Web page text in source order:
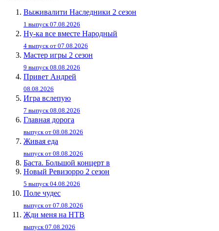
Выживалити Наследники 2 сезон
1 выпуск 07.08.2026
Ну-ка все вместе Народный
4 выпуск от 07.08.2026
Мастер игры 2 сезон
9 выпуск 08.08.2026
Привет Андpей
08.08.2026
Игра вслепую
7 выпуск 08.08.2026
Главная дорога
выпуск от 08.08.2026
Живaя eдa
выпуск от 08.08.2026
Баста. Большой концерт в
Новый Ревизорро 2 сезон
5 выпуск 04.08.2026
Поле чудес
выпуск от 07.08.2026
Жди меня на НТВ
выпуск 07.08.2026